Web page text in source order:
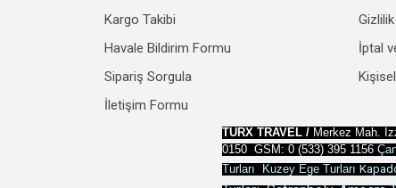
Kargo Takibi
Havale Bildirim Formu
Sipariş Sorgula
İletişim Formu
İptal
TURX TRAVEL / Merkez Mah.
0150 GSM: 0 (533) 395 1156
Turları
Kuzey Ege Turları